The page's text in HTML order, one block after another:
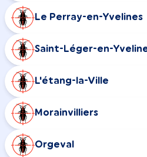
Le Perray-en-Yvelines
Saint-Léger-en-
L'étang-la-Ville
Morainvilliers
Orgeval